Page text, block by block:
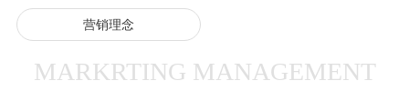
营销理念
MARKRTING MANAGEMENT